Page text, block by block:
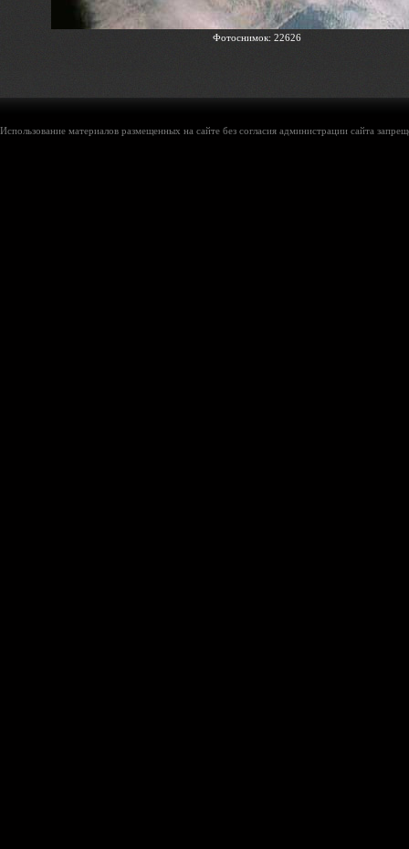
Фотоснимок: 22626
Использование материалов размещенных на сайте без согласия администрации сайта